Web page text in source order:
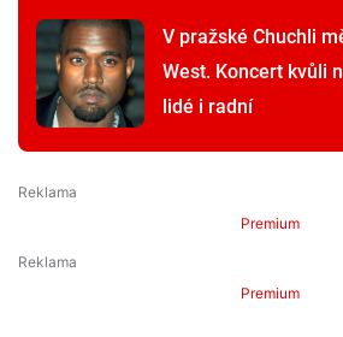
V pražské Chuchli
West. Koncert kvůli
lidé i radní
Premium
Premium